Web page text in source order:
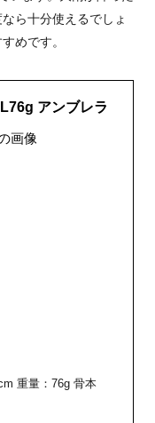
ら十分使えるでしょ
めです。
アンブレラ
重量：76g 骨本